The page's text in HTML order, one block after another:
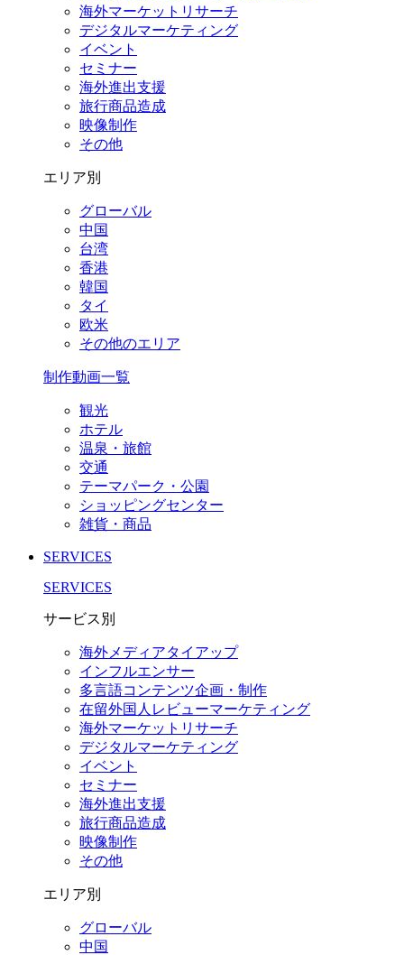
海外マーケットリサーチ
デジタルマーケティング
イベント
セミナー
海外進出支援
旅行商品造成
映像制作
その他
エリア別
グローバル
中国
台湾
香港
韓国
タイ
欧米
その他のエリア
制作動画一覧
観光
ホテル
温泉・旅館
交通
テーマパーク・公園
ショッピングセンター
雑貨・商品
SERVICES
SERVICES
サービス別
海外メディアタイアップ
インフルエンサー
多言語コンテンツ企画・制作
在留外国⼈レビューマーケティング
海外マーケットリサーチ
デジタルマーケティング
イベント
セミナー
海外進出支援
旅行商品造成
映像制作
その他
エリア別
グローバル
中国